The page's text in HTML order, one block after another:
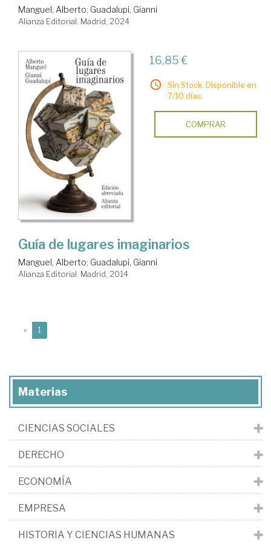
Manguel, Alberto; Guadalupi, Gianni
Alianza Editorial. Madrid, 2024
16,85 €
Sin Stock. Disponible en
7/10 días.
COMPRAR
Guía de lugares imaginarios
Manguel, Alberto; Guadalupi, Gianni
Alianza Editorial. Madrid, 2014
« 1
Materias
CIENCIAS SOCIALES
DERECHO
ECONOMÍA
EMPRESA
HISTORIA Y CIENCIAS HUMANAS